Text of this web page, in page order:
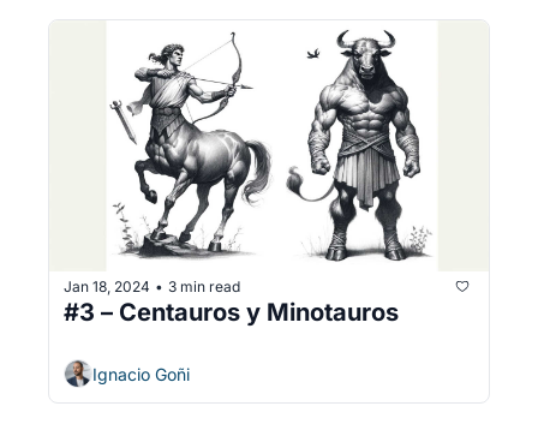
Jan 18, 2024 • 3 min read
#3 – Centauros y Minotauros
Ignacio Goñi